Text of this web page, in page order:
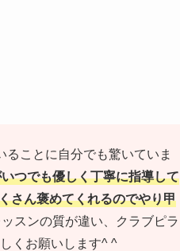
ことに自分でも驚いていま
つでも優しく丁寧に指導して
さん褒めてくれるのでやり甲
スンの質が違い、クラブピラ
くお願いします^ ^